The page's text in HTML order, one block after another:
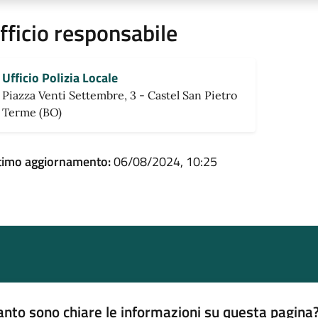
responsabile
Ufficio Polizia Locale
Piazza Venti Settembre, 3 - Castel San Pietro
Terme (BO)
aggiornamento:06/08/2024, 10:25
sono chiare le informazioni su questa